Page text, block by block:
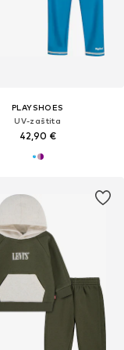
PLAYSHOES
UV-zaštita
42,90 €